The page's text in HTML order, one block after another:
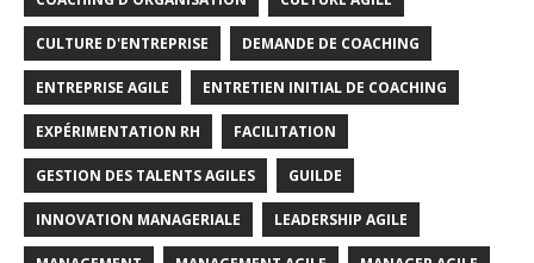
CULTURE D'ENTREPRISE DEMANDE DE COACHING
ENTREPRISE AGILE ENTRETIEN INITIAL DE COACHING
EXPÉRIMENTATION RH FACILITATION
GESTION DES TALENTS AGILES GUILDE
INNOVATION MANAGERIALE LEADERSHIP AGILE